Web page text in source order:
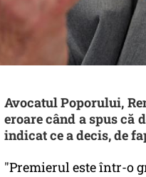
Avocatul Poporului,
eroare când a spus că
indicat ce a decis, de
"Premierul este într-o